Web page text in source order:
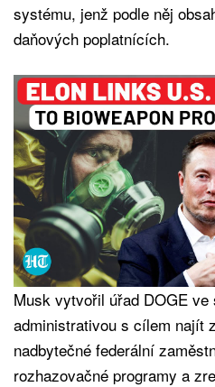
systému, jenž podle něj
daňových poplatnících.
Musk vytvořil úřad DOGE ve
administrativou s cílem najít
nadbytečné federální
rozhazovačné programy a